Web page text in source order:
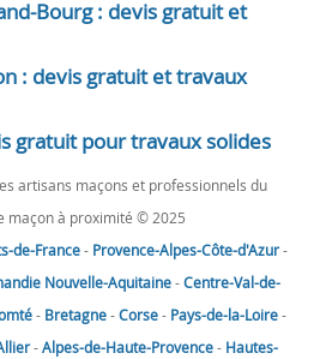
Bourg : devis gratuit et
: devis gratuit et travaux
gratuit pour travaux solides
artisans maçons et professionnels du
maçon à proximité © 2025
de-France- Provence-Alpes-Côte-d'Azur-
Nouvelle-Aquitaine-Centre-Val-de-
- Bretagne-Corse- Pays-de-la-Loire-
-Alpes-de-Haute-Provence- Hautes-